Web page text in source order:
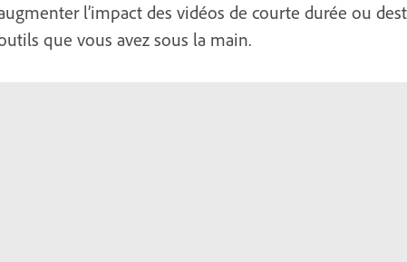
l’impact des vidéos de courte durée ou
que vous avez sous la main.